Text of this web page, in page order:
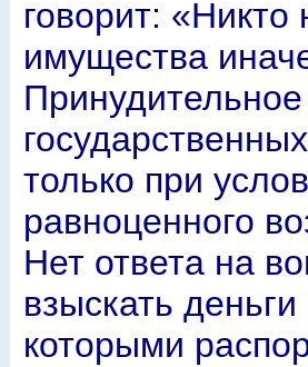
говорит:
имущества
только при
равноценного
Нет ответа на
взыскать
которыми